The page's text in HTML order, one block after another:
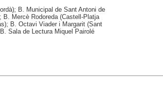
B. Municipal de Sant Antoni de
B. Mercè Rodoreda (Castell-Platja
B. Octavi Viader i Margarit (Sant
Sala de Lectura Miquel Pairolé